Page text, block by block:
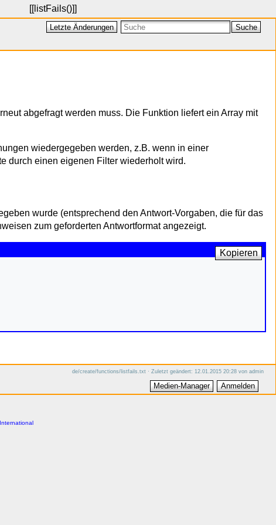
[[listFails()]]
Letzte Änderungen Suche
abgefragt werden muss. Die Funktion liefert ein Array mit
wiedergegeben werden, z.B. wenn in einer
durch einen eigenen Filter wiederholt wird.
wurde (entsprechend den Antwort-Vorgaben, die für das
zum geforderten Antwortformat angezeigt.
Kopieren
de/create/functions/listfails.txt · Zuletzt geändert: 12.01.2015 20:28 von admin
Medien-Manager Anmelden